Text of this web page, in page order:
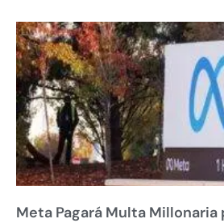
Meta Pagará Multa Millonaria